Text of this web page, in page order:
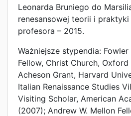
Leonarda Bruniego do
renesansowej teorii i praktyki
profesora – 2015.
Ważniejsze stypendia:
Fellow, Christ Church, Oxford
Acheson Grant, Harvard
Italian Renaissance Studies
Visiting Scholar, American
(2007); Andrew W. Mellon